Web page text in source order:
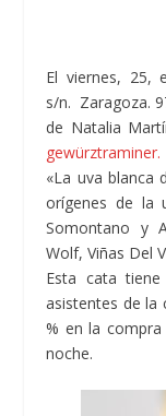
El viernes, 25,
s/n. Zaragoza.
de Natalia
gewürztraminer.
«La uva blanca
orígenes de la
Somontano y
Wolf, Viñas Del
Esta cata
asistentes de la
% en la
noche.